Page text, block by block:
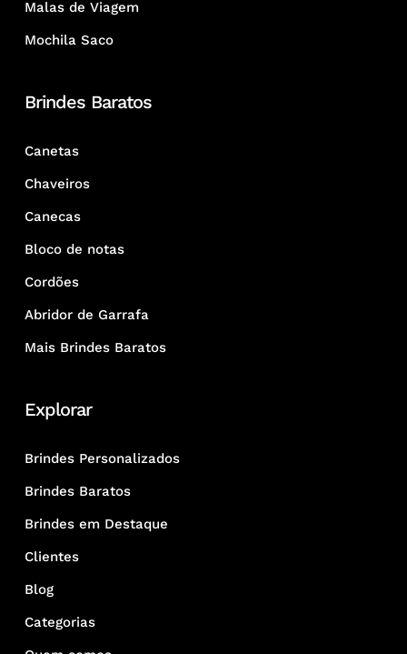
Malas de Viagem
Mochila Saco
Brindes Baratos
Canetas
Chaveiros
Canecas
Bloco de notas
Cordões
Abridor de Garrafa
Mais Brindes Baratos
Explorar
Brindes Personalizados
Brindes Baratos
Brindes em Destaque
Clientes
Blog
Categorias